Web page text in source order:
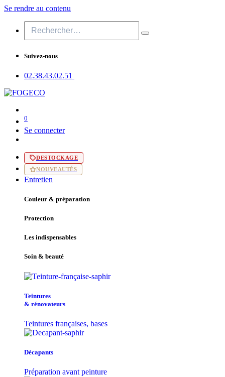
Se rendre au contenu
Suivez-nous
02.38.43​.02.51
0
Se connecter
DESTOCKAGE
NOUVEAUTÉS
Entretien
Couleur & préparation
Protection
Les indispensables
Soin & beauté
Teintu​res
& r​é​novateurs
Teintures françaises, bases
Décapants
Préparation avant peinture